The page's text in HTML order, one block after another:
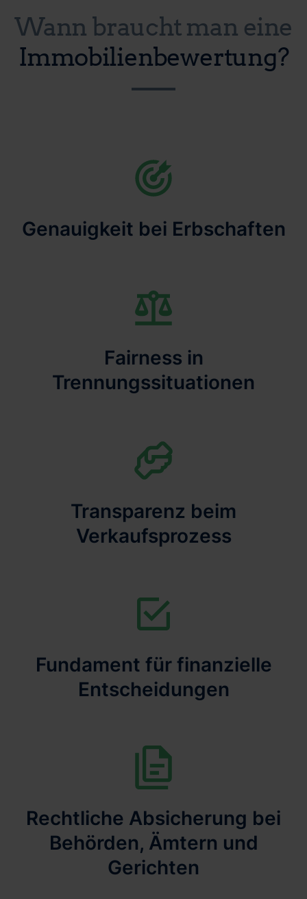
Wann braucht man eine
Immobilienbewertung?
Genauigkeit bei Erbschaften
Fairness in
Trennungssituationen
Transparenz beim
Verkaufsprozess
Fundament für finanzielle
Entscheidungen
Rechtliche Absicherung bei
Behörden, Ämtern und
Gerichten